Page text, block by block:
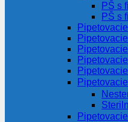
PŠ s
PŠ s